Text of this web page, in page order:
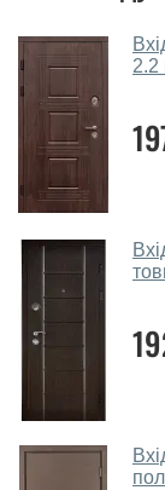
Чи
Так. Ми
салоні-магазині.
Які
Наші
параметрів,
металевих
Так, робимо.
2.2